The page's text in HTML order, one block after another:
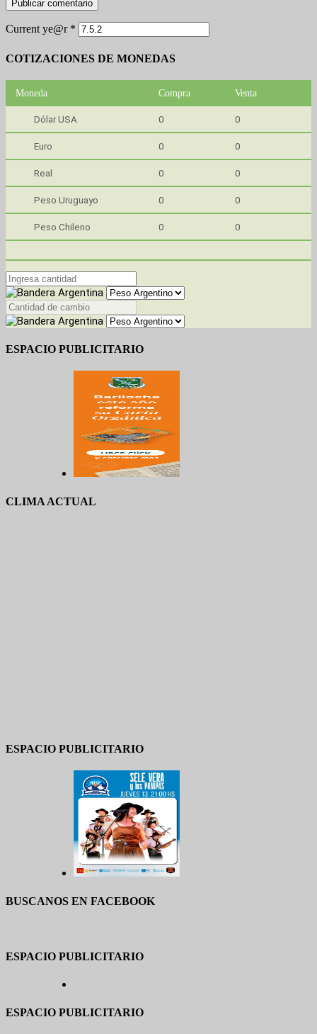
Current ye@r *
COTIZACIONES DE MONEDAS
Moneda Compra Venta
Dólar USA 0 0
Euro 0 0
Real 0 0
Peso Uruguayo 0 0
Peso Chileno 0 0
ESPACIO PUBLICITARIO
CLIMA ACTUAL
ESPACIO PUBLICITARIO
BUSCANOS EN FACEBOOK
ESPACIO PUBLICITARIO
ESPACIO PUBLICITARIO